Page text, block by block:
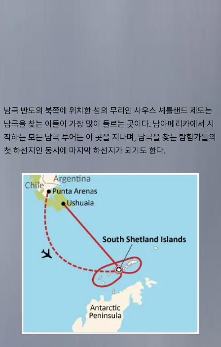
남극 반도의 북쪽에 위치한 섬의 무리인 사우스 셰틀랜드 제도는
남극을 찾는 이들이 가장 많이 들르는 곳이다. 남아메리카에서 시
작하는 모든 남극 투어는 이 곳을 지나며, 남극을 찾는 탐험가들의
첫 하선지인 동시에 마지막 하선지가 되기도 한다.